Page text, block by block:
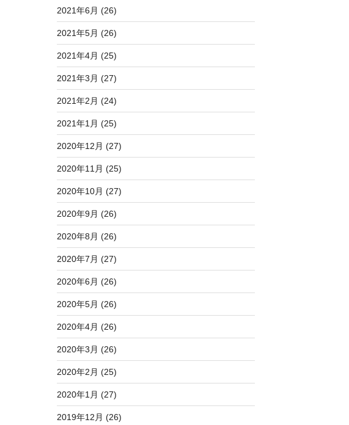
2021年6月 (26)
2021年5月 (26)
2021年4月 (25)
2021年3月 (27)
2021年2月 (24)
2021年1月 (25)
2020年12月 (27)
2020年11月 (25)
2020年10月 (27)
2020年9月 (26)
2020年8月 (26)
2020年7月 (27)
2020年6月 (26)
2020年5月 (26)
2020年4月 (26)
2020年3月 (26)
2020年2月 (25)
2020年1月 (27)
2019年12月 (26)